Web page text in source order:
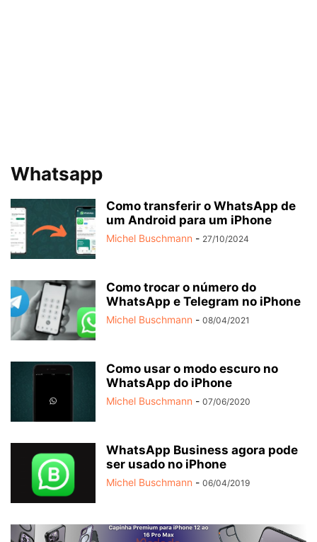
Whatsapp
Como transferir o WhatsApp de
um Android para um iPhone
Michel Buschmann - 27/10/2024
Como trocar o número do
WhatsApp e Telegram no iPhone
Michel Buschmann - 08/04/2021
Como usar o modo escuro no
WhatsApp do iPhone
Michel Buschmann - 07/06/2020
WhatsApp Business agora pode
ser usado no iPhone
Michel Buschmann - 06/04/2019